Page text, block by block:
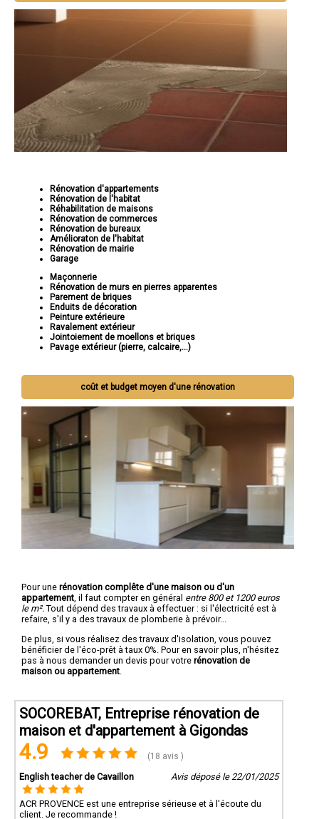
Rénovation d'appartements
Rénovation de l'habitat
Réhabilitation de maisons
Rénovation de commerces
Rénovation de bureaux
Amélioraton de l'habitat
Rénovation de mairie
Garage
Maçonnerie
Rénovation de murs en pierres apparentes
Parement de briques
Enduits de décoration
Peinture extérieure
Ravalement extérieur
Jointoiement de moellons et briques
Pavage extérieur (pierre, calcaire,...)
coût et budget moyen d'une rénovation
Pour une rénovation complête d'une maison ou d'un
appartement , il faut compter en général entre 800 et 1200 euros
le m². Tout dépend des travaux à effectuer : si l'électricité est à
refaire, s'il y a des travaux de plomberie à prévoir...
De plus, si vous réalisez des travaux d'isolation, vous pouvez
bénéficier de l'éco-prêt à taux 0%. Pour en savoir plus, n'hésitez
pas à nous demander un devis pour votre rénovation de
maison ou appartement
SOCOREBAT, Entreprise rénovation de
maison et d'appartement à Gigondas
4.9 (18 avis )
English teacher de Cavaillon Avis déposé le 22/01/2025
ACR PROVENCE est une entreprise sérieuse et à l'écoute du
client. Je recommande !